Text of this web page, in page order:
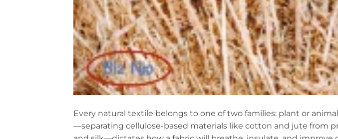
Every natural textile belongs to one of two families: plant or
—separating cellulose-based materials like cotton and jute from